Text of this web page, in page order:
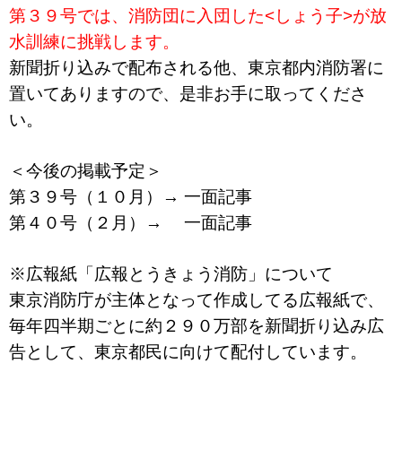
第３９号では、消防団に入団した<しょう子>が放
水訓練に挑戦します。
新聞折り込みで配布される他、東京都内消防署に
置いてありますので、是非お手に取ってくださ
い。
＜今後の掲載予定＞
第３９号（１０月）→ 一面記事
第４０号（２月）→ 一面記事
※広報紙「広報とうきょう消防」について
東京消防庁が主体となって作成してる広報紙で、
毎年四半期ごとに約２９０万部を新聞折り込み広
告として、東京都民に向けて配付しています。